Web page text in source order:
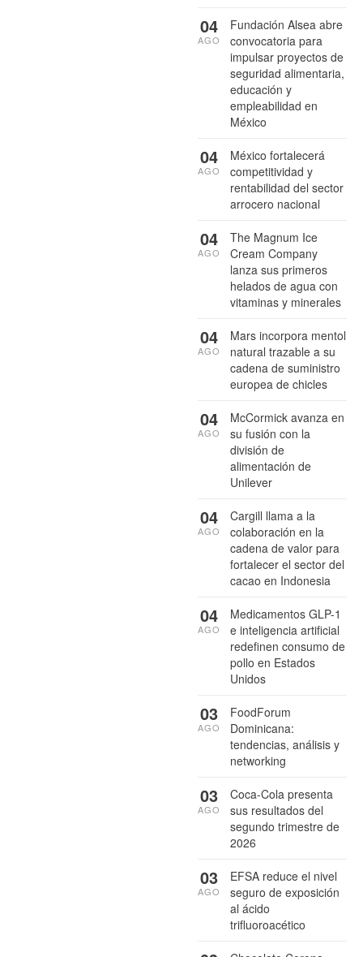
Fundación Alsea abre
convocatoria para
impulsar proyectos de
seguridad alimentaria,
educación y
empleabilidad en
México
04
AGO
México fortalecerá
competitividad y
rentabilidad del sector
arrocero nacional
04
AGO
The Magnum Ice
Cream Company
lanza sus primeros
helados de agua con
vitaminas y minerales
04
AGO
Mars incorpora mentol
natural trazable a su
cadena de suministro
europea de chicles
04
AGO
McCormick avanza en
su fusión con la
división de
alimentación de
Unilever
04
AGO
Cargill llama a la
colaboración en la
cadena de valor para
fortalecer el sector del
cacao en Indonesia
04
AGO
Medicamentos GLP-1
e inteligencia artificial
redefinen consumo de
pollo en Estados
Unidos
04
AGO
FoodForum
Dominicana:
tendencias, análisis y
networking
03
AGO
Coca-Cola presenta
sus resultados del
segundo trimestre de
2026
03
AGO
EFSA reduce el nivel
seguro de exposición
al ácido
trifluoroacético
03
AGO